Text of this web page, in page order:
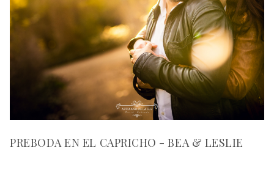
PREBODA EN EL CAPRICHO - BEA & LESLIE